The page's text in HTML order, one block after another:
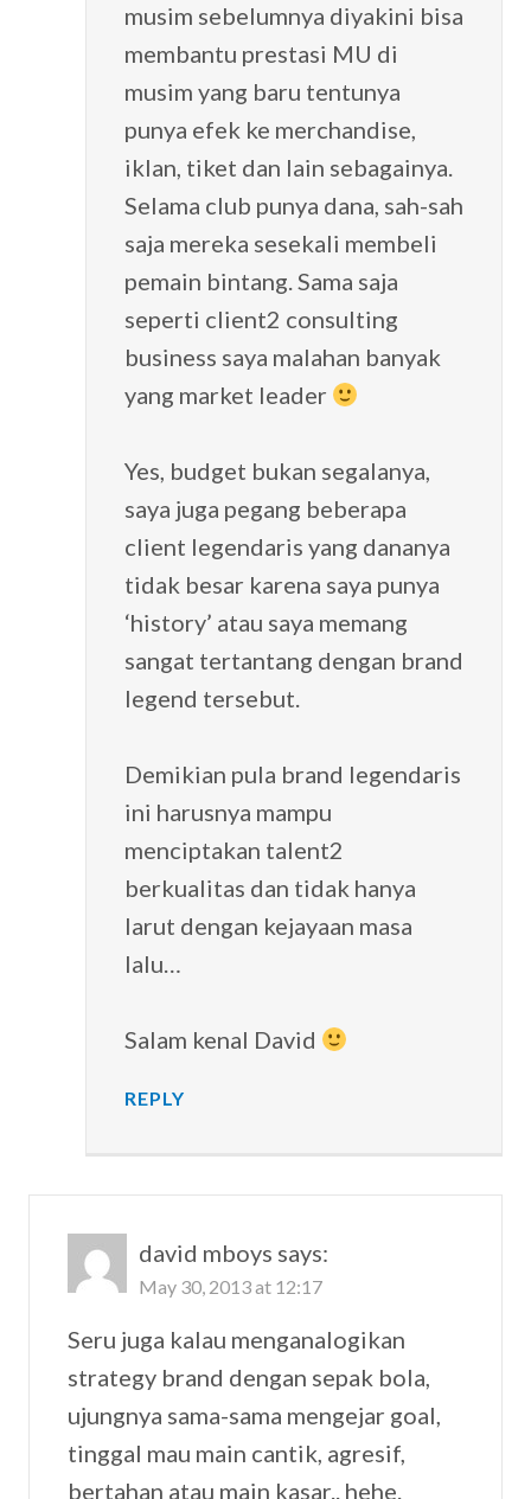
musim sebelumnya diyakini bisa
membantu prestasi MU di
musim yang baru tentunya
punya efek ke merchandise,
iklan, tiket dan lain sebagainya.
Selama club punya dana, sah-sah
saja mereka sesekali membeli
pemain bintang. Sama saja
seperti client2 consulting
business saya malahan banyak
yang market leader
Yes, budget bukan segalanya,
saya juga pegang beberapa
client legendaris yang dananya
tidak besar karena saya punya
‘history’ atau saya memang
sangat tertantang dengan brand
legend tersebut.
Demikian pula brand legendaris
ini harusnya mampu
menciptakan talent2
berkualitas dan tidak hanya
larut dengan kejayaan masa
lalu…
Salam kenal David
REPLY
david mboys says:
May 30, 2013 at 12:17
Seru juga kalau menganalogikan
strategy brand dengan sepak bola,
ujungnya sama-sama mengejar goal,
tinggal mau main cantik, agresif,
bertahan atau main kasar.. hehe.